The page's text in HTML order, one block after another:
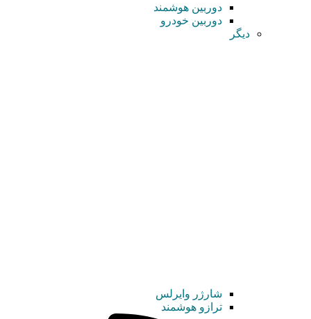
دوربین هوشمند
دوربین خودرو
دیگر
شارژر وایرلس
ترازو هوشمند